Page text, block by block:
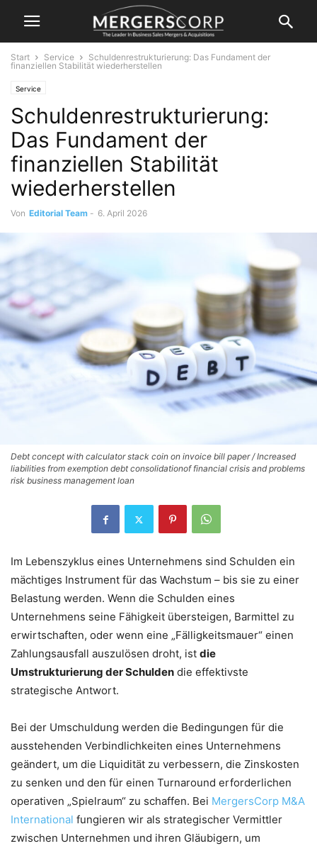
Start Service
Schuldenrestrukturierung: Das Fundament der
finanziellen Stabilität wiederherstellen
Service
Schuldenrestrukturierung:
Das Fundament der
finanziellen Stabilität
wiederherstellen
Von Editorial Team - 6. April 2026
Debt concept with calculator stack coin on invoice bill paper / Increased
liabilities from exemption debt consolidationof financial crisis and problems
risk business management loan
Im Lebenszyklus eines Unternehmens sind Schulden ein
mächtiges Instrument für das Wachstum – bis sie zu einer
Belastung werden. Wenn die Schulden eines
Unternehmens seine Fähigkeit übersteigen, Barmittel zu
erwirtschaften, oder wenn eine „Fälligkeitsmauer“ einen
Zahlungsausfall auszulösen droht, ist die
Umstrukturierung der Schulden die effektivste
strategische Antwort.
Bei der Umschuldung werden die Bedingungen für die
ausstehenden Verbindlichkeiten eines Unternehmens
geändert, um die Liquidität zu verbessern, die Zinskosten
zu senken und den für einen Turnaround erforderlichen
operativen „Spielraum“ zu schaffen. Bei MergersCorp M&A
International fungieren wir als strategischer Vermittler
zwischen Unternehmen und ihren Gläubigern, um